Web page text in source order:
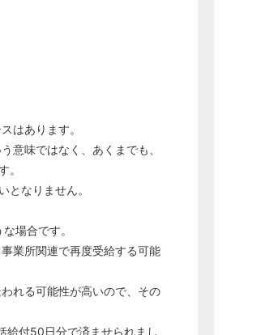
はあります。
意味ではなく、あくまでも、
。
となりません。
場合です。
業所関連で再度受給する可能
れる可能性が高いので、その
給付50日分で済ませられまし